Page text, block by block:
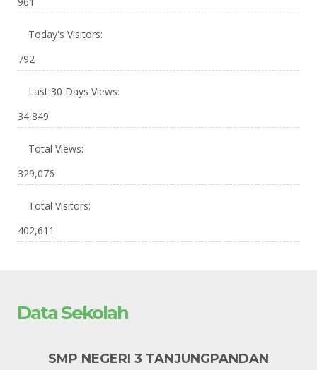
Today's Visitors:
792
Last 30 Days Views:
34,849
Total Views:
329,076
Total Visitors:
402,611
Data Sekolah
SMP NEGERI 3 TANJUNGPANDAN